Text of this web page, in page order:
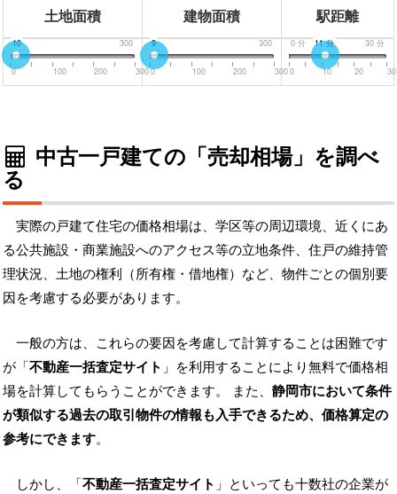
土地面積 建物面積 駅距離
0 300
10
0 100 200 300
0 300
9
0 100 200 300
0 分 30 分
11分
0 10 20 30
中古一戸建ての「売却相場」を調べ
る
実際の戸建て住宅の価格相場は、学区等の周辺環境、近くにあ
る公共施設・商業施設へのアクセス等の立地条件、住戸の維持管
理状況、土地の権利（所有権・借地権）など、物件ごとの個別要
因を考慮する必要があります。
一般の方は、これらの要因を考慮して計算することは困難です
が「不動産一括査定サイト 」を利用することにより無料で価格相
場を計算してもらうことができます。 また、 静岡市において条件
が類似する過去の取引物件の情報も入手できるため、価格算定の
参考にできます。
しかし、「不動産一括査定サイト 」といっても十数社の企業が